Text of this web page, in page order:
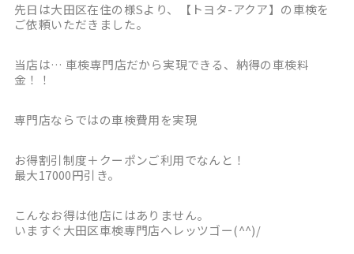
先日は大田区在住の様Sより、【トヨタ-アクア】の車検を
ご依頼いただきました。
当店は… 車検専門店だから実現できる、納得の車検料
金！！
専門店ならではの車検費用を実現
お得割引制度＋クーポンご利用でなんと！
最大17000円引き。
こんなお得は他店にはありません。
いますぐ大田区車検専門店へレッツゴー(^^)/